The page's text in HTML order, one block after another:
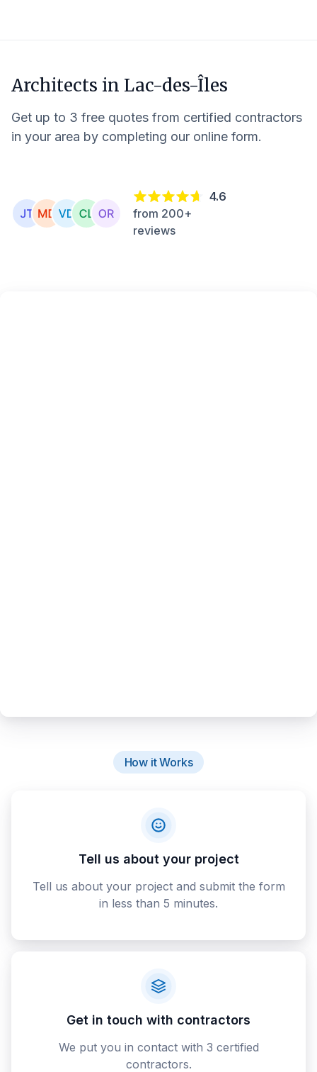
Architects in Lac-des-Îles
Get up to 3 free quotes from certified contractors
in your area by completing our online form.
4.6
from 200+
reviews
How it Works
Tell us about your project
Tell us about your project and submit the form
in less than 5 minutes.
Get in touch with contractors
We put you in contact with 3 certified
contractors.